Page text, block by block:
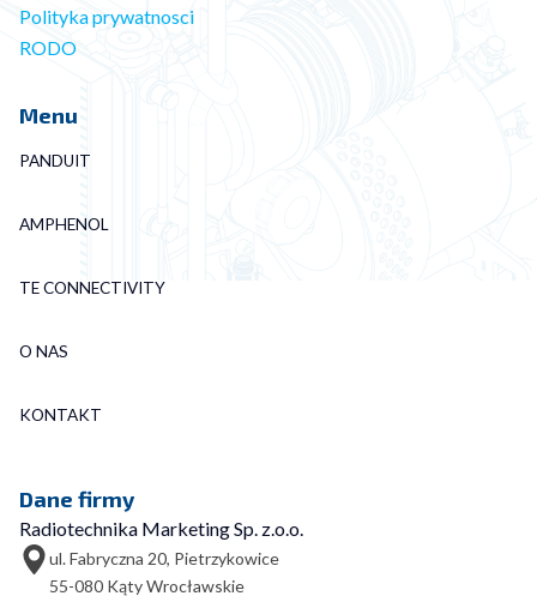
Polityka prywatnosci
RODO
Menu
PANDUIT
AMPHENOL
TE CONNECTIVITY
O NAS
KONTAKT
Dane firmy
Radiotechnika Marketing Sp. z.o.o.
ul. Fabryczna 20, Pietrzykowice
55-080 Kąty Wrocławskie